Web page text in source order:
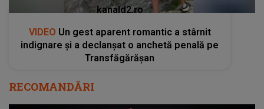
kanald2.ro
VIDEO Un gest aparent romantic a stârnit
indignare și a declanșat o anchetă penală pe
Transfăgărășan
RECOMANDĂRI